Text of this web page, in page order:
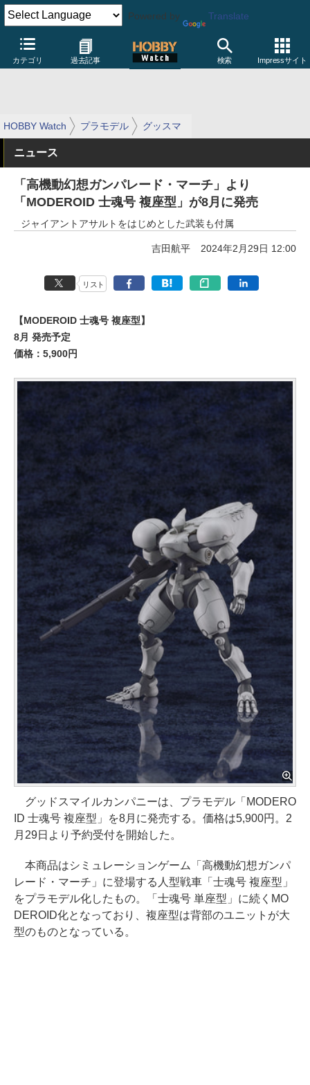
Powered by Translate
カテゴリ 過去記事 検索 Impressサイト
HOBBY Watch プラモデル グッスマ
ニュース
「高機動幻想ガンパレード・マーチ」より
「MODEROID 士魂号 複座型」が8月に発売
ジャイアントアサルトをはじめとした武装も付属
吉田航平 2024年2月29日 12:00
リスト
【MODEROID 士魂号 複座型】
8月 発売予定
価格：5,900円
グッドスマイルカンパニーは、プラモデル「MODERO
ID 士魂号 複座型」を8月に発売する。価格は5,900円。2
月29日より予約受付を開始した。
本商品はシミュレーションゲーム「高機動幻想ガンパ
レード・マーチ」に登場する人型戦車「士魂号 複座型」
をプラモデル化したもの。「士魂号 単座型」に続くMO
DEROID化となっており、複座型は背部のユニットが大
型のものとなっている。